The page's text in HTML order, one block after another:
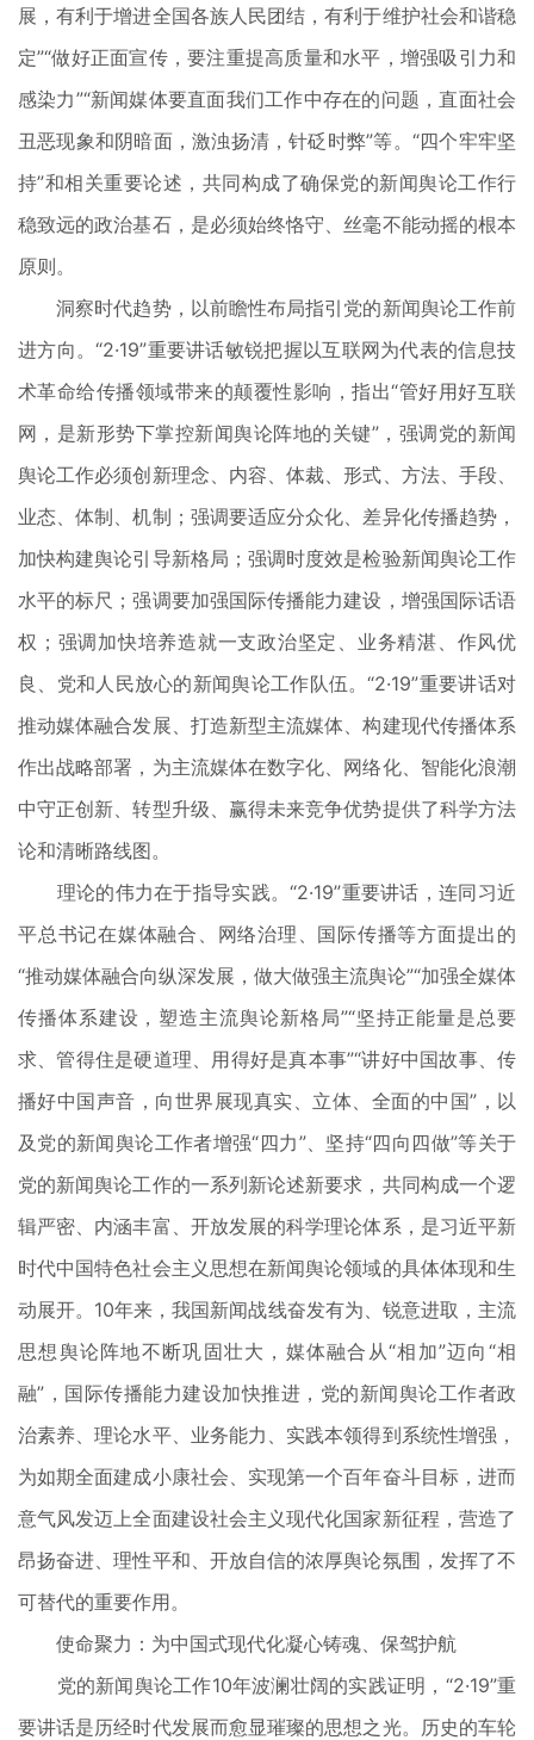
展，有利于增进全国各族人民团结，有利于维护社会和谐稳
定”“做好正面宣传，要注重提高质量和水平，增强吸引力和
感染力”“新闻媒体要直面我们工作中存在的问题，直面社会
丑恶现象和阴暗面，激浊扬清，针砭时弊”等。“四个牢牢坚
持”和相关重要论述，共同构成了确保党的新闻舆论工作行
稳致远的政治基石，是必须始终恪守、丝毫不能动摇的根本
原则。
洞察时代趋势，以前瞻性布局指引党的新闻舆论工作前
进方向。“2·19”重要讲话敏锐把握以互联网为代表的信息技
术革命给传播领域带来的颠覆性影响，指出“管好用好互联
网，是新形势下掌控新闻舆论阵地的关键”，强调党的新闻
舆论工作必须创新理念、内容、体裁、形式、方法、手段、
业态、体制、机制；强调要适应分众化、差异化传播趋势，
加快构建舆论引导新格局；强调时度效是检验新闻舆论工作
水平的标尺；强调要加强国际传播能力建设，增强国际话语
权；强调加快培养造就一支政治坚定、业务精湛、作风优
良、党和人民放心的新闻舆论工作队伍。“2·19”重要讲话对
推动媒体融合发展、打造新型主流媒体、构建现代传播体系
作出战略部署，为主流媒体在数字化、网络化、智能化浪潮
中守正创新、转型升级、赢得未来竞争优势提供了科学方法
论和清晰路线图。
理论的伟力在于指导实践。“2·19”重要讲话，连同习近
平总书记在媒体融合、网络治理、国际传播等方面提出的
“推动媒体融合向纵深发展，做大做强主流舆论”“加强全媒体
传播体系建设，塑造主流舆论新格局”“坚持正能量是总要
求、管得住是硬道理、用得好是真本事”“讲好中国故事、传
播好中国声音，向世界展现真实、立体、全面的中国”，以
及党的新闻舆论工作者增强“四力”、坚持“四向四做”等关于
党的新闻舆论工作的一系列新论述新要求，共同构成一个逻
辑严密、内涵丰富、开放发展的科学理论体系，是习近平新
时代中国特色社会主义思想在新闻舆论领域的具体体现和生
动展开。10年来，我国新闻战线奋发有为、锐意进取，主流
思想舆论阵地不断巩固壮大，媒体融合从“相加”迈向“相
融”，国际传播能力建设加快推进，党的新闻舆论工作者政
治素养、理论水平、业务能力、实践本领得到系统性增强，
为如期全面建成小康社会、实现第一个百年奋斗目标，进而
意气风发迈上全面建设社会主义现代化国家新征程，营造了
昂扬奋进、理性平和、开放自信的浓厚舆论氛围，发挥了不
可替代的重要作用。
使命聚力：为中国式现代化凝心铸魂、保驾护航
党的新闻舆论工作10年波澜壮阔的实践证明，“2·19”重
要讲话是历经时代发展而愈显璀璨的思想之光。历史的车轮